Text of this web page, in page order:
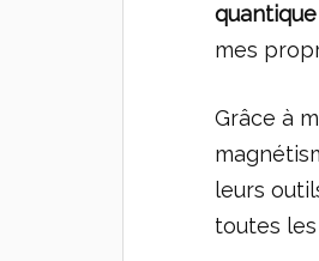
mes
Grâce à
leurs
toutes